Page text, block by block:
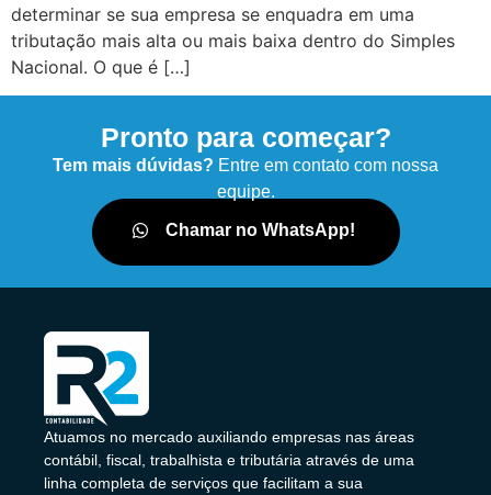
determinar se sua empresa se enquadra em uma
tributação mais alta ou mais baixa dentro do Simples
Nacional. O que é […]
Pronto para começar?
Tem mais dúvidas? Entre em contato com nossa
equipe.
Chamar no WhatsApp!
Atuamos no mercado auxiliando empresas nas áreas
contábil, fiscal, trabalhista e tributária através de uma
linha completa de serviços que facilitam a sua